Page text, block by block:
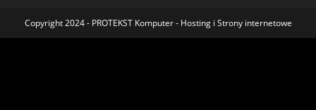
Copyright 2024 - PROTEKST Komputer - Hosting i Strony internetowe